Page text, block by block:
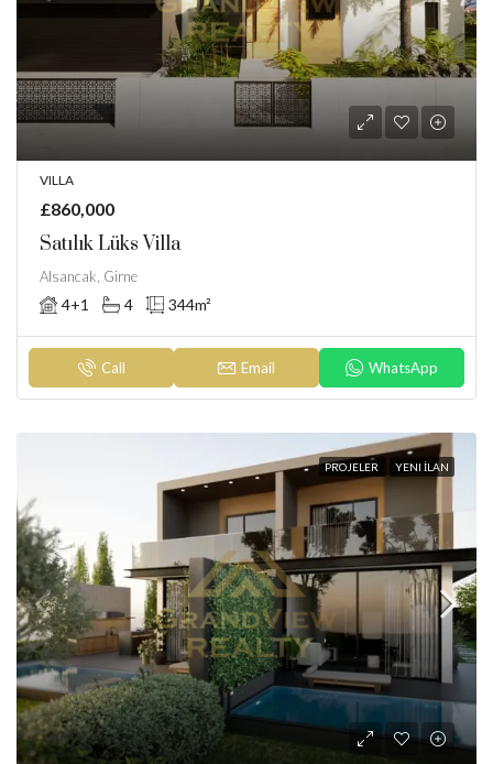
VILLA
£860,000
Satılık Lüks Villa
Alsancak, Girne
4+1 4 344m²
Call Email WhatsApp
PROJELER YENI İLAN